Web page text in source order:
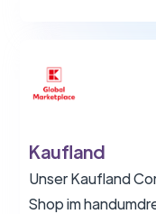
Kaufland
Unser Kaufland
Shop im